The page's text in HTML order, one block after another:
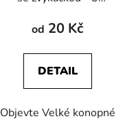
od 20 Kč
DETAIL
Objevte Velké konopné